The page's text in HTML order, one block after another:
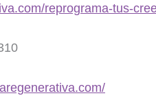
reprograma-tus-